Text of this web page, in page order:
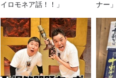
イロモネア話！！」
ナー